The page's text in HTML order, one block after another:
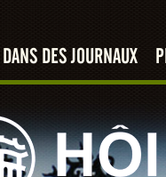
DES JOURNAUX